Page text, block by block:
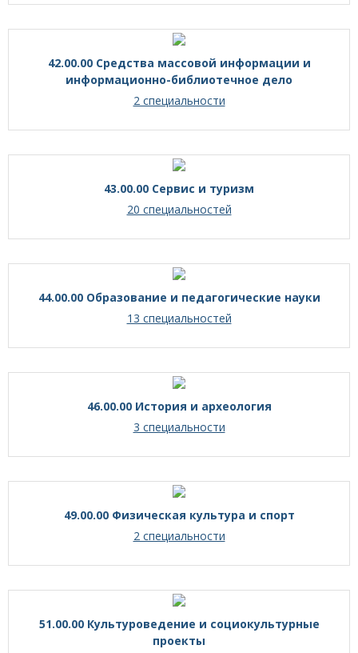
42.00.00 Средства массовой информации и
информационно-библиотечное дело
2 специальности
43.00.00 Сервис и туризм
20 специальностей
44.00.00 Образование и педагогические науки
13 специальностей
46.00.00 История и археология
3 специальности
49.00.00 Физическая культура и спорт
2 специальности
51.00.00 Культуроведение и социокультурные
проекты